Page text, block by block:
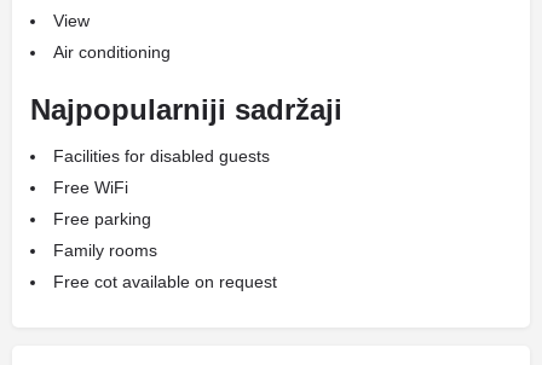
View
Air conditioning
Najpopularniji sadržaji
Facilities for disabled guests
Free WiFi
Free parking
Family rooms
Free cot available on request